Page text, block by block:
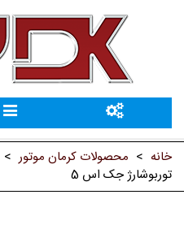
خانه > محصولات کرمان موتور >
توربوشارژ جک اس 5